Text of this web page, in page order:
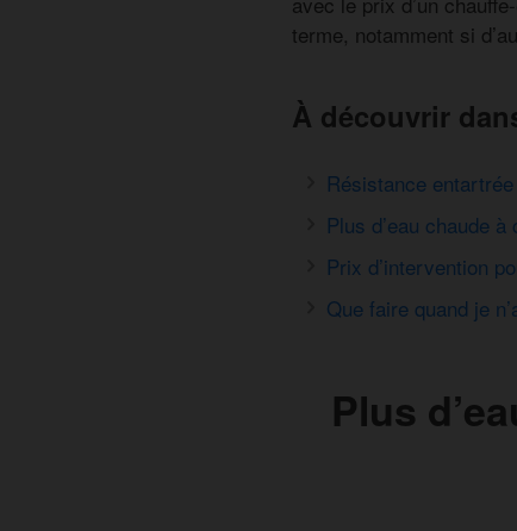
terme, notamment si
À découvrir
Résistance
Plus d’eau chaude
Prix d’intervention
Que faire quand je
Plus